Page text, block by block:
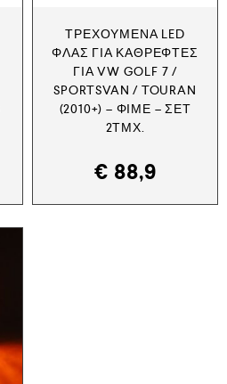
ΤΡΕΧΟΎΜΕΝΑ LED
ΦΛΑΣ ΓΙΑ ΚΑΘΡΈΦΤΕΣ
ΓΙΑ VW GOLF 7 /
SPORTSVAN / TOURAN
(2010+) – ΦΙΜΈ – ΣΕΤ
2ΤΜΧ.
€ 88,9